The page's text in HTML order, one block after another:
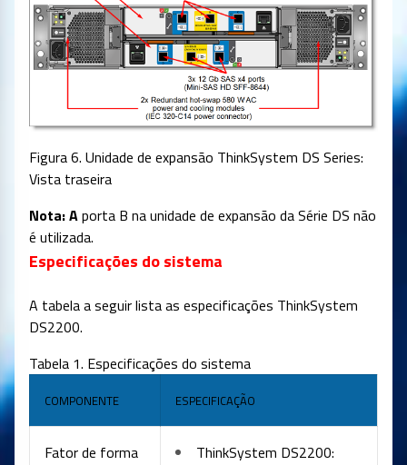
Figura 6. Unidade de expansão ThinkSystem DS Series:
Vista traseira
Nota: Aporta B na unidade de expansão da Série DS não
é utilizada.
Especificações do sistema
A tabela a seguir lista as especificações ThinkSystem
DS2200.
Tabela 1. Especificações do sistema
COMPONENTE ESPECIFICAÇÃO
Fator de forma
ThinkSystem DS2200: